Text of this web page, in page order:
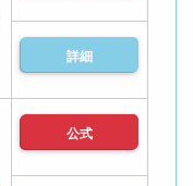
詳細
公式